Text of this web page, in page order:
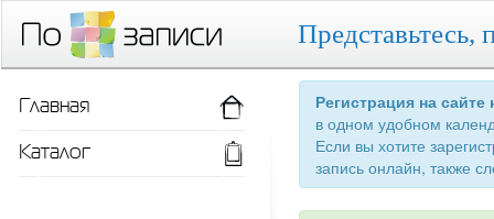
Представьтесь,
Регистрация на
в одном удобном
Если вы хотите
запись онлайн, также
Главная
Каталог